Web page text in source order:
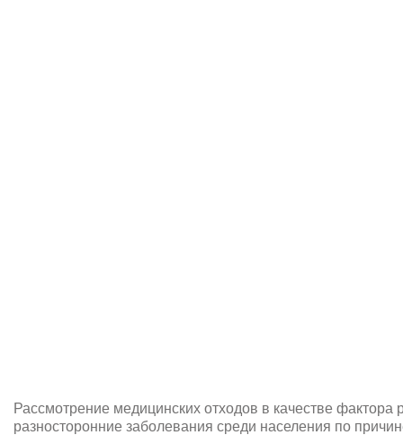
Рассмотрение медицинских отходов в качестве фактора
разносторонние заболевания среди населения по